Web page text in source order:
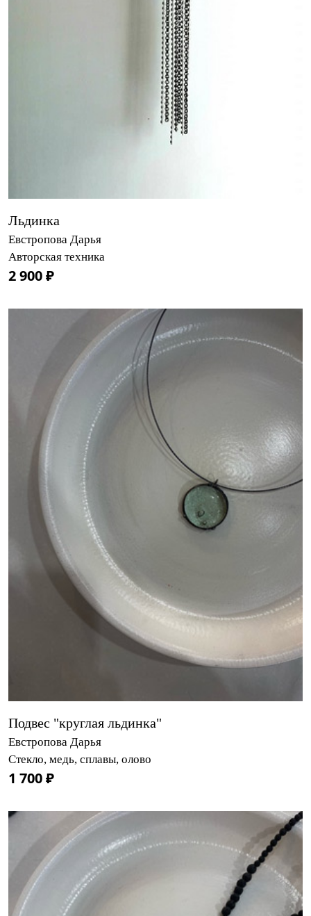
Льдинка
Евстропова Дарья
Авторская техника
2 900 ₽
Подвес "круглая льдинка"
Евстропова Дарья
Стекло, медь, сплавы, олово
1 700 ₽